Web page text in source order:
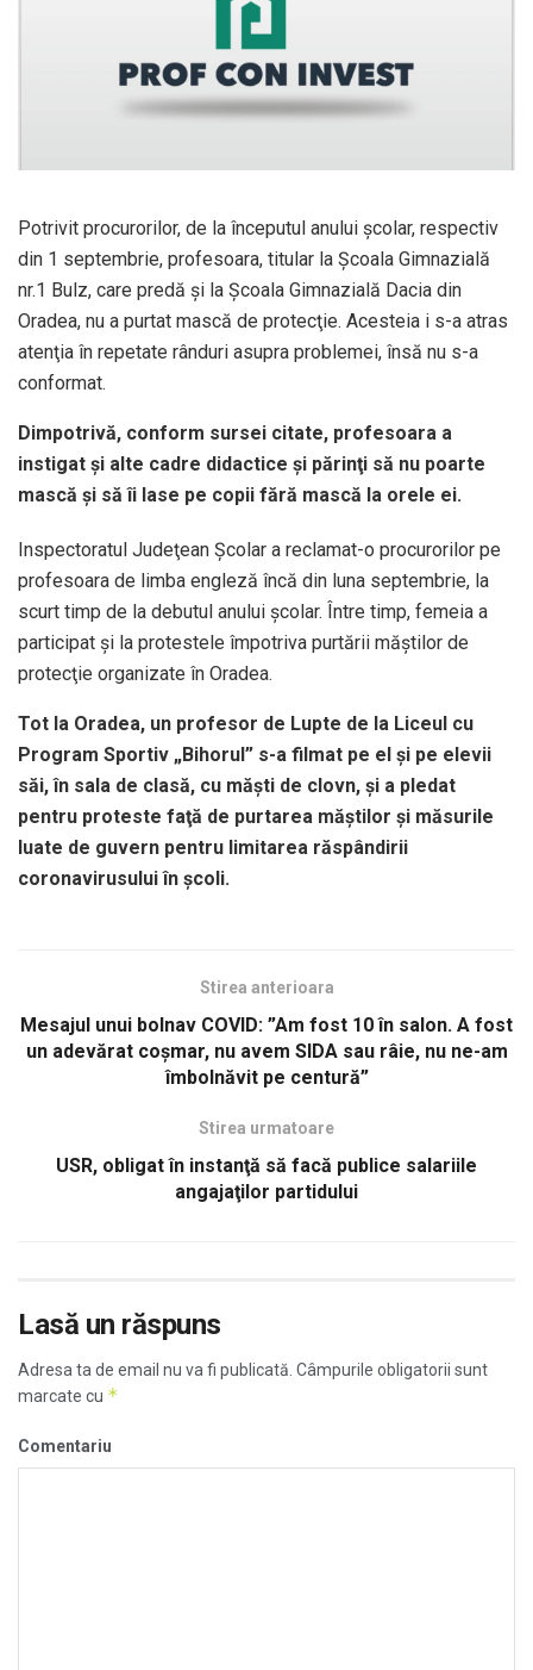
Potrivit procurorilor, de la începutul anului şcolar, respectiv
din 1 septembrie, profesoara, titular la Şcoala Gimnazială
nr.1 Bulz, care predă şi la Şcoala Gimnazială Dacia din
Oradea, nu a purtat mască de protecţie. Acesteia i s-a atras
atenţia în repetate rânduri asupra problemei, însă nu s-a
conformat.
Dimpotrivă, conform sursei citate, profesoara a
instigat şi alte cadre didactice şi părinţi să nu poarte
mască şi să îi lase pe copii fără mască la orele ei.
Inspectoratul Judeţean Şcolar a reclamat-o procurorilor pe
profesoara de limba engleză încă din luna septembrie, la
scurt timp de la debutul anului şcolar. Între timp, femeia a
participat şi la protestele împotriva purtării măştilor de
protecţie organizate în Oradea.
Tot la Oradea, un profesor de Lupte de la Liceul cu
Program Sportiv „Bihorul” s-a filmat pe el şi pe elevii
săi, în sala de clasă, cu măşti de clovn, şi a pledat
pentru proteste faţă de purtarea măştilor şi măsurile
luate de guvern pentru limitarea răspândirii
coronavirusului în şcoli.
Stirea anterioara
Mesajul unui bolnav COVID: ”Am fost 10 în salon. A fost
un adevărat coșmar, nu avem SIDA sau râie, nu ne-am
îmbolnăvit pe centură”
Stirea urmatoare
USR, obligat în instanţă să facă publice salariile
angajaţilor partidului
Lasă un răspuns
Adresa ta de email nu va fi publicată. Câmpurile obligatorii sunt
marcate cu *
Comentariu